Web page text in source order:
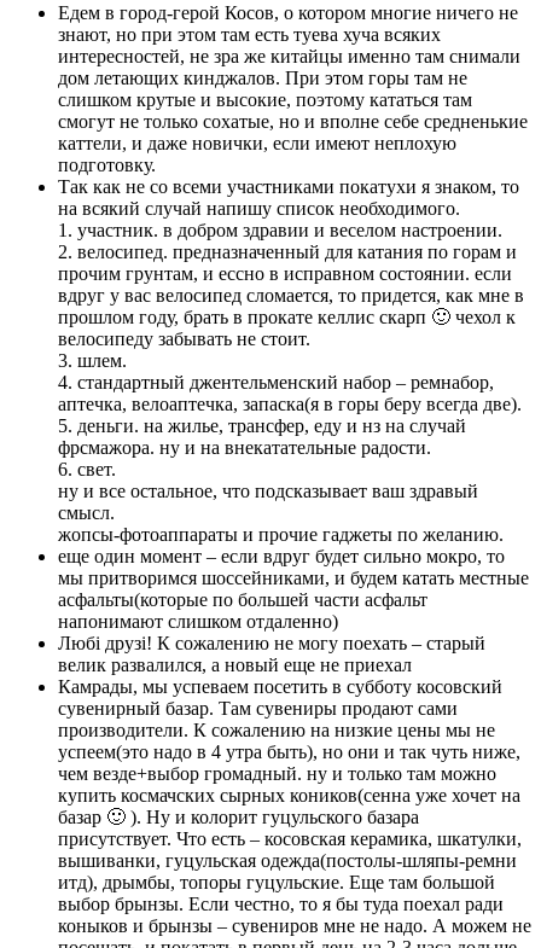
Едем в город-герой Косов, о котором многие ничего не
знают, но при этом там есть туева хуча всяких
интересностей, не зра же китайцы именно там снимали
дом летающих кинджалов. При этом горы там не
слишком крутые и высокие, поэтому кататься там
смогут не только сохатые, но и вполне себе средненькие
каттели, и даже новички, если имеют неплохую
подготовку.
Так как не со всеми участниками покатухи я знаком, то
на всякий случай напишу список необходимого.
1. участник. в добром здравии и веселом настроении.
2. велосипед. предназначенный для катания по горам и
прочим грунтам, и ессно в исправном состоянии. если
вдруг у вас велосипед сломается, то придется, как мне в
прошлом году, брать в прокате келлис скарп 🙂 чехол к
велосипеду забывать не стоит.
3. шлем.
4. стандартный джентельменский набор – ремнабор,
аптечка, велоаптечка, запаска(я в горы беру всегда две).
5. деньги. на жилье, трансфер, еду и нз на случай
фрсмажора. ну и на внекатательные радости.
6. свет.
ну и все остальное, что подсказывает ваш здравый
смысл.
жопсы-фотоаппараты и прочие гаджеты по желанию.
еще один момент – если вдруг будет сильно мокро, то
мы притворимся шоссейниками, и будем катать местные
асфальты(которые по большей части асфальт
напонимают слишком отдаленно)
Любі друзі! К сожалению не могу поехать – старый
велик развалился, а новый еще не приехал
Камрады, мы успеваем посетить в субботу косовский
сувенирный базар. Там сувениры продают сами
производители. К сожалению на низкие цены мы не
успеем(это надо в 4 утра быть), но они и так чуть ниже,
чем везде+выбор громадный. ну и только там можно
купить космачских сырных коников(сенна уже хочет на
базар 🙂 ). Ну и колорит гуцульского базара
присутствует. Что есть – косовская керамика, шкатулки,
вышиванки, гуцульская одежда(постолы-шляпы-ремни
итд), дрымбы, топоры гуцульские. Еще там большой
выбор брынзы. Если честно, то я бы туда поехал ради
коныков и брынзы – сувениров мне не надо. А можем не